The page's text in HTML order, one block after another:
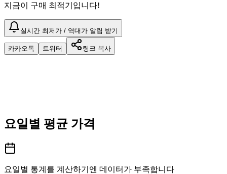
지금이 구매 최적기입니다!
실시간 최저가 / 역대가 알림 받기
카카오톡 트위터 링크 복사
요일별 평균 가격
요일별 통계를 계산하기엔 데이터가 부족합니다